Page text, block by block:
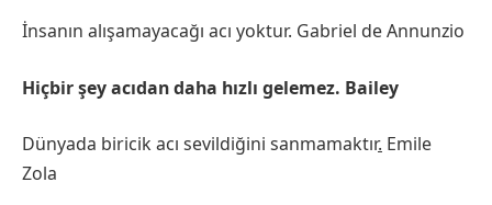
İnsanın alışamayacağı acı yoktur. Gabriel de Annunzio
Hiçbir şey acıdan daha hızlı gelemez. Bailey
Dünyada biricik acı sevildiğini sanmamaktır. Emile
Zola